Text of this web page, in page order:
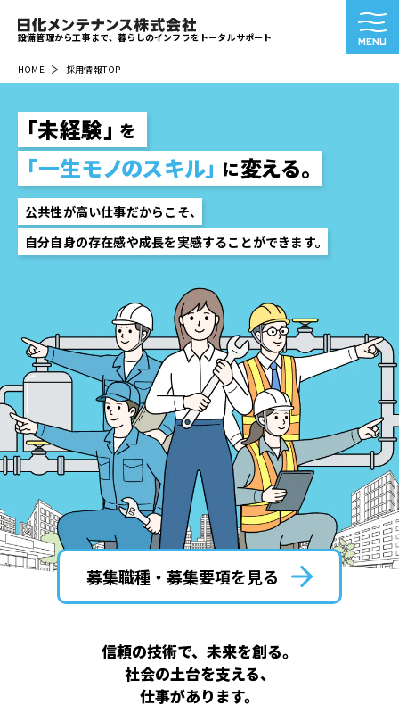
設備管理から工事まで、暮らしのインフラをトータルサポート
HOME 採用情報TOP
「未経験」 を
「一生モノのスキル」 に変える。
公共性が高い仕事だからこそ、
自分自身の存在感や成長を実感することができます。
募集職種・募集要項を見る
信頼の技術で、未来を創る。
社会の土台を支える、
仕事があります。